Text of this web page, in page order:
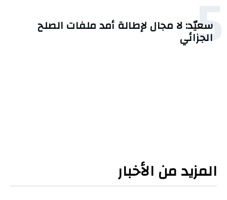
5
سعيّد: لا مجال لإطالة أمد ملفات الصلح
الجزائي
المزيد من الأخبار